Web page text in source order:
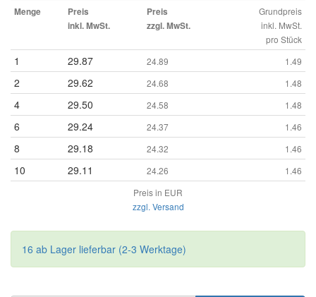
Menge
Preis
inkl. MwSt.
Preis
zzgl. MwSt.
Grundpreis
inkl. MwSt.
pro Stück
1 29.87 24.89 1.49
2 29.62 24.68 1.48
4 29.50 24.58 1.48
6 29.24 24.37 1.46
8 29.18 24.32 1.46
10 29.11 24.26
1.46
Preis in EUR
zzgl. Versand
16 ab Lager lieferbar (2-3 Werktage)